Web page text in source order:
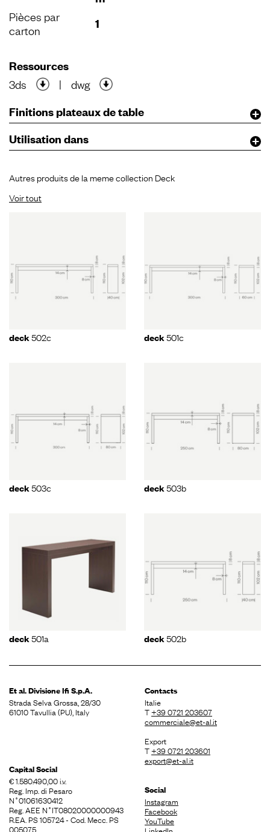
Pièces par
carton
1
Ressources
3ds | dwg
Finitions plateaux de table
Utilisation dans
Autres produits de la meme collection Deck
Voir tout
deck502c deck501c
deck503c deck503b
deck501a deck502b
Et al. DivisioneIfi S.p.A.
Strada Selva Grossa, 28/30
61010 Tavullia (PU), Italy
Capital Social
€ 1.580.490,00 i.v.
Reg. Imp. di Pesaro
N˚01061630412
Reg. AEE N˚IT08020000000943
R.EA. PS 105724 - Cod. Mecc. PS
005075
Contacts
Italie
T+39 0721 203607
commerciale@et-al.it
Export
T+39 0721 203601
export@et-al.it
Social
Instagram
Facebook
YouTube